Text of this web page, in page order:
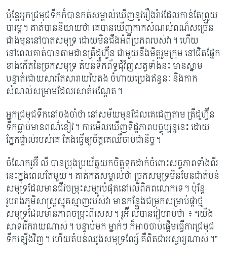
ប៉ុន្តែអ្នកជ្រមុជទឹកក៏បានកត់សម្គាល់ឃើញនូវរឿងរ៉ាវដែលកាន់តែព្រួយ
បារម្ភ។ គាត់បាន​និយាយ​​ថា គេបានឃើញកាកសំណល់ពណ៌សច្រើន
ជាងមុននៅបាតសមុទ្រ ដោយមិនដឹង​អំពី​ប្រភព​របស់វា។ ហើយ
នៅពេលគាត់បានតាមដានត្រីដូហ្វ៊ីន ជាមួយនឹងមិត្តរួមក្រុម នៅជិត​ផ្នែក​​
ខាង​កើត​នៃច្រកសមុទ្រ តំបន់ទឹកព័ទ្ធជុំវិញសត្វទាំងនះ មានស្នាម
បន្ទាត់ដោយសារ​តែ​សារាយ​បៃតង ចំហាយប្រេងឥន្ធនៈ និងកាក
សំណល់សម្រាមដែលរសាត់អណ្ដែត។
អ្នកជ្រមុជទឹកនៅចងចាំថា នៅសម័យមុនដែលគេដេញតាម ត្រីដូហ្វ៊ីន
ទឹកធ្លាប់មាន​ពណ៌​ខៀវ។ ការមើលឃើញទិដ្ឋភាពបច្ចុប្បន្ននេះ ដោយ
ភ្នែកផ្ទាល់របស់គេ តែងធ្វើឲ្យចិត្តគេ​ឈឺចាប់​ជា​និច្ច។
ចំណែករូអ៊ី លី បានប្រុងប្រយ័ត្នយកចិត្តទុកដាក់ចំពោះសច្ចភាពទាំងពីរ
នេះក្នុងពេលតែមួយ។ គាត់កត់សម្គាល់ថា ច្រកសមុទ្រមិនមែនជាតំបន់
សមុទ្រដែលមានជីវចម្រុះ​សម្បូរបំផុតនៅលើ​ពិភពលោក​ទេ។ ប៉ុន្តែ
រូបរាងភូមិសាស្ត្រស្មុគស្មាញរបស់វា មានកន្លែងជម្រកសម្រាប់ផ្កាថ្ម​
សមុទ្រ​​ដែល​មា​នភាពចម្រុះពិសេស។ រូអ៊ី លីបានរៀបរាប់ថា ៖ “យើង
សាទររីករាយ​ណាស់។ បន្ទាប់​មក ម្នាក់ៗ ក៏អាច​ចាប់ផ្តើម​ធ្វើការ​ជ្រមុជ
ទឹកឡើងវិញ។ ហើយតំបន់ឈូង​សមុទ្រ​​ពែរ្ស៍ គឺពិតជាអស្ចារ្យណាស់។”